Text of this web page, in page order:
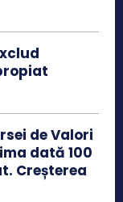
de Valori
dată 100
Creșterea